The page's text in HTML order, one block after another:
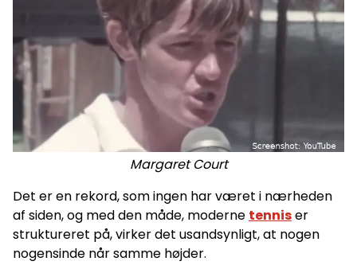
Margaret Court
Det er en rekord, som ingen har været i nærheden
af siden, og med den måde, moderne tenniser
struktureret på, virker det usandsynligt, at nogen
nogensinde når samme højder.